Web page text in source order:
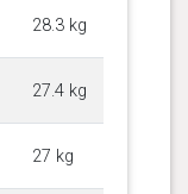
28.3 kg
27.4 kg
27 kg